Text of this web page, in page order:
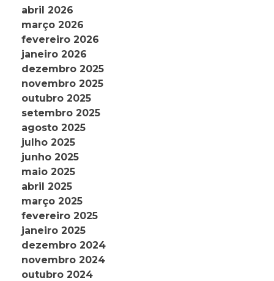
abril 2026
março 2026
fevereiro 2026
janeiro 2026
dezembro 2025
novembro 2025
outubro 2025
setembro 2025
agosto 2025
julho 2025
junho 2025
maio 2025
abril 2025
março 2025
fevereiro 2025
janeiro 2025
dezembro 2024
novembro 2024
outubro 2024